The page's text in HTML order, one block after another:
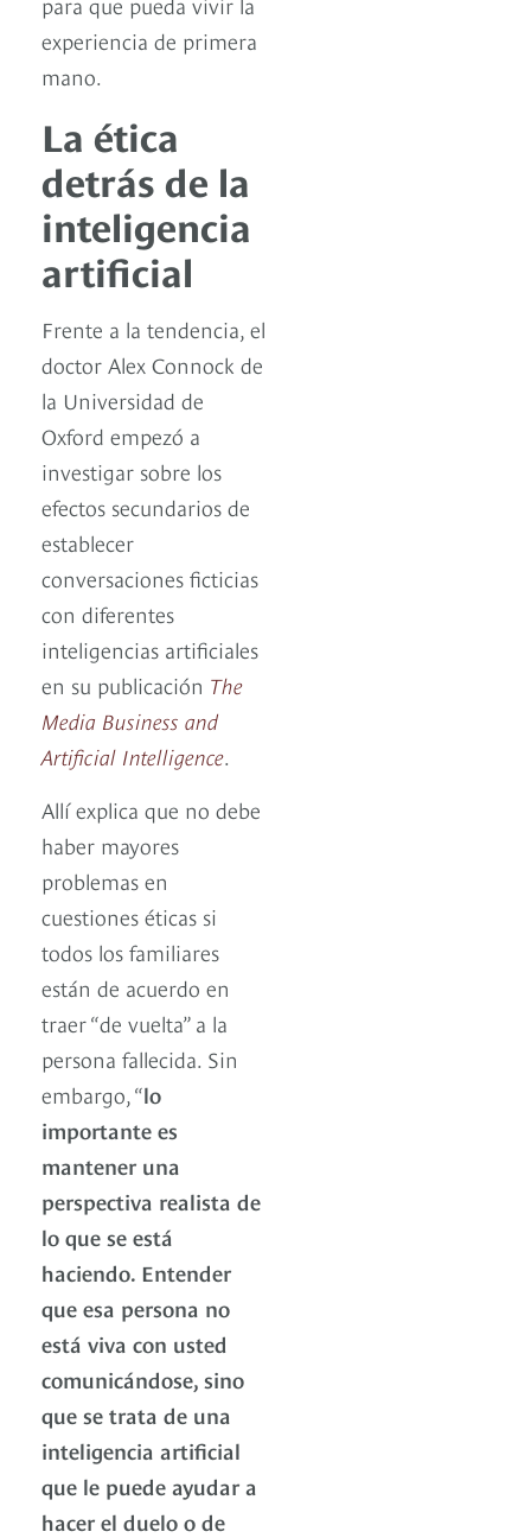
experiencia de primera
mano.
La ética
detrás de la
inteligencia
artificial
Frente a la tendencia, el
doctor Alex Connock de
la Universidad de
Oxford empezó a
investigar sobre los
efectos secundarios de
establecer
conversaciones ficticias
con diferentes
inteligencias artificiales
en su publicación The
Media Business and
Artificial Intelligence.
Allí explica que no debe
haber mayores
problemas en
cuestiones éticas si
todos los familiares
están de acuerdo en
traer “de vuelta” a la
persona fallecida. Sin
embargo, “lo
importante es
mantener una
perspectiva realista de
lo que se está
haciendo. Entender
que esa persona no
está viva con usted
comunicándose, sino
que se trata de una
inteligencia artificial
que le puede ayudar a
hacer el duelo o de